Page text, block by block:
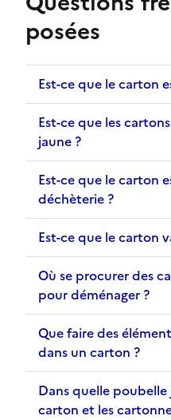
posées
Est-ce que le carton
Est-ce que les
jaune ?
Est-ce que le carton
déchèterie ?
Est-ce que le carton
Où se procurer des
pour déménager ?
Que faire des
dans un carton ?
Dans quelle poubelle
carton et les